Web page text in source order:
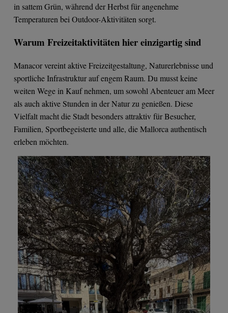
in sattem Grün, während der Herbst für angenehme
Temperaturen bei Outdoor-Aktivitäten sorgt.
Warum Freizeitaktivitäten hier einzigartig sind
Manacor vereint aktive Freizeitgestaltung, Naturerlebnisse und
sportliche Infrastruktur auf engem Raum. Du musst keine
weiten Wege in Kauf nehmen, um sowohl Abenteuer am Meer
als auch aktive Stunden in der Natur zu genießen. Diese
Vielfalt macht die Stadt besonders attraktiv für Besucher,
Familien, Sportbegeisterte und alle, die Mallorca authentisch
erleben möchten.